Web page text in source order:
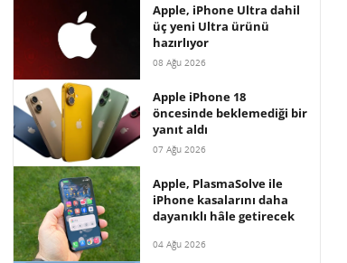
Apple, iPhone Ultra dahil
üç yeni Ultra ürünü
hazırlıyor
08 Ağu 2026
Apple iPhone 18
öncesinde beklemediği bir
yanıt aldı
07 Ağu 2026
Apple, PlasmaSolve ile
iPhone kasalarını daha
dayanıklı hâle getirecek
04 Ağu 2026